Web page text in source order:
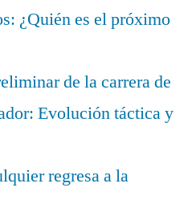
¿Quién es el próximo
de la carrera de
Evolución táctica y
regresa a la